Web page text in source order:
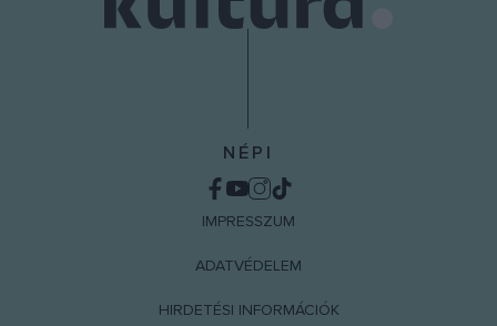
NÉPI
IMPRESSZUM
ADATVÉDELEM
HIRDETÉSI INFORMÁCIÓK